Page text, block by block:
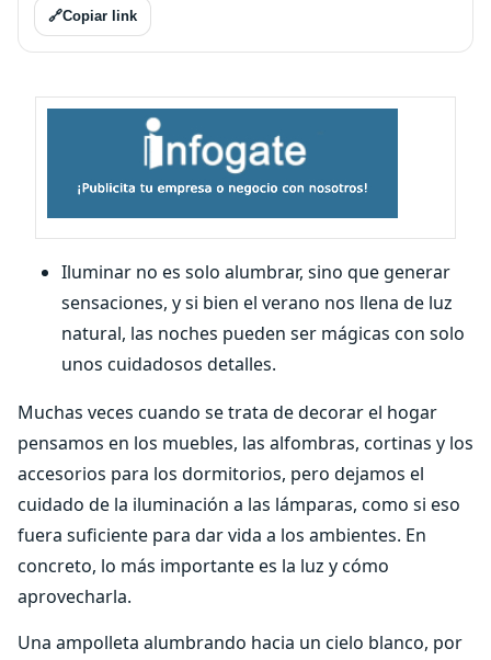
🔗Copiar link
Iluminar no es solo alumbrar, sino que generar
sensaciones, y si bien el verano nos llena de luz
natural, las noches pueden ser mágicas con solo
unos cuidadosos detalles.
Muchas veces cuando se trata de decorar el hogar
pensamos en los muebles, las alfombras, cortinas y los
accesorios para los dormitorios, pero dejamos el
cuidado de la iluminación a las lámparas, como si eso
fuera suficiente para dar vida a los ambientes. En
concreto, lo más importante es la luz y cómo
aprovecharla.
Una ampolleta alumbrando hacia un cielo blanco, por